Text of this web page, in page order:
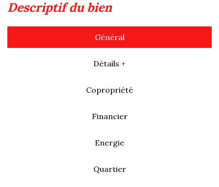
descriptif du bien
Général
Détails +
Copropriété
Financier
Energie
Quartier